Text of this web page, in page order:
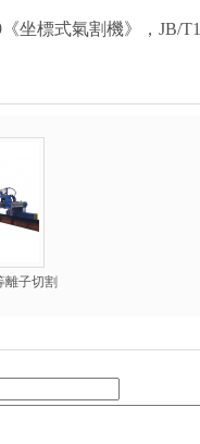
坐標式氣割機》，JB/
離子切割